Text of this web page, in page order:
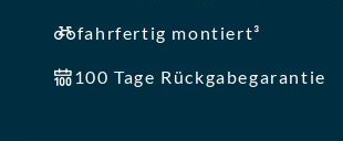
fahrfertig montiert³
100 Tage Rückgabegarantie